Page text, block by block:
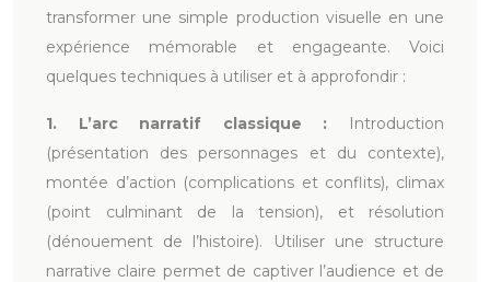
transformer une simple production visuelle en une
expérience mémorable et engageante. Voici
quelques techniques à utiliser et à approfondir :
1. L’arc narratif classique :
Introduction
(présentation des personnages et du contexte),
montée d’action (complications et conflits), climax
(point culminant de la tension), et résolution
(dénouement de l’histoire). Utiliser une structure
narrative claire permet de captiver l’audience et de